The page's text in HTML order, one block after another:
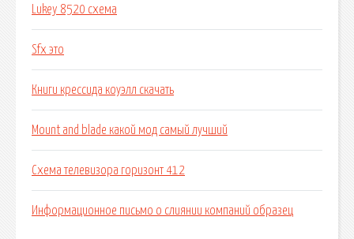
Lukey 8520 схема
Sfx это
Книги крессида коуэлл скачать
Mount and blade какой мод самый лучший
Схема телевизора горизонт 412
Информационное письмо о слиянии компаний образец